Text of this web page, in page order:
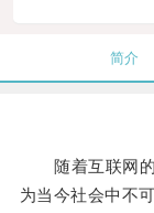
简介
随着互联网的
为当今社会中不